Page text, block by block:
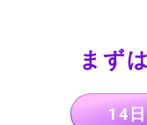
まず
14